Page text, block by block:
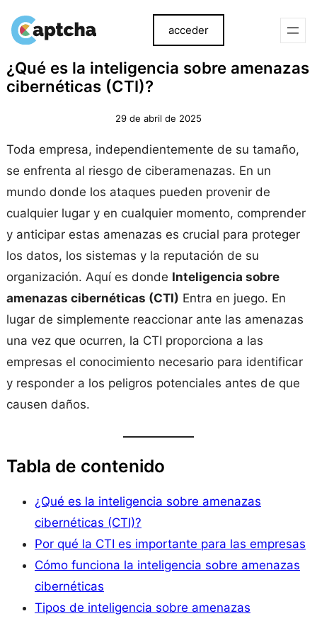
alal
acceder
¿Qué es la inteligencia sobre amenazas
cibernéticas (CTI)?
29 de abril de 2025
Toda empresa, independientemente de su tamaño,
se enfrenta al riesgo de ciberamenazas. En un
mundo donde los ataques pueden provenir de
cualquier lugar y en cualquier momento, comprender
y anticipar estas amenazas es crucial para proteger
los datos, los sistemas y la reputación de su
organización. Aquí es donde Inteligencia sobre
amenazas cibernéticas (CTI) Entra en juego. En
lugar de simplemente reaccionar ante las amenazas
una vez que ocurren, la CTI proporciona a las
empresas el conocimiento necesario para identificar
y responder a los peligros potenciales antes de que
causen daños.
Tabla de contenido
¿Qué es la inteligencia sobre amenazas
cibernéticas (CTI)?
Por qué la CTI es importante para las empresas
Cómo funciona la inteligencia sobre amenazas
cibernéticas
Tipos de inteligencia sobre amenazas